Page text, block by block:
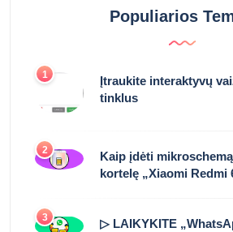
Populiarios
1
Įtraukite interaktyvų
tinklus
2
Kaip įdėti
kortelę „Xiaomi Redmi
3
▷ LAIKYKITE